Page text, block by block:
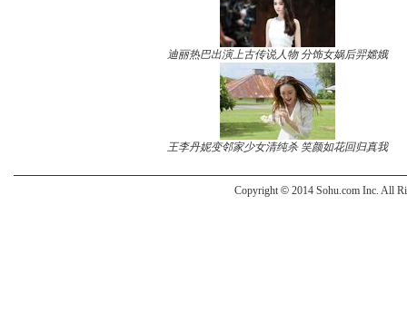
迪丽热巴出演上古传说人物 分饰女娲后羿嫦娥
王李丹妮变邻家少女清纯杀 笑颜如花回归真我
Copyright © 2014 Sohu.com Inc. All